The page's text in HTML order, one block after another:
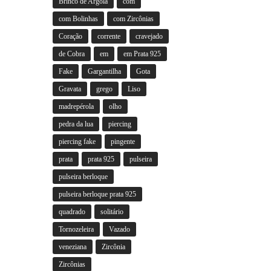
com Bolinhas com Zircônias
Coração corrente cravejado
de Cobra em em Prata 925
Fake Gargantilha Gota
Gravata grego Liso
madrepérola olho
pedra da lua piercing
piercing fake pingente
prata prata 925 pulseira
pulseira berloque
pulseira berloque prata 925
quadrado solitário
Tornozeleira Vazado
veneziana Zircônia
Zircônias